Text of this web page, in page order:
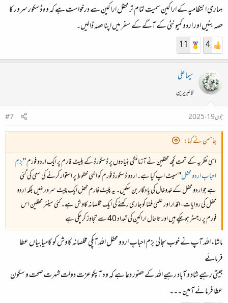
ہماری انتظامیہ کے اراکین سمیت تمام تر محفل اراکین سے درخواست ہے کہ وہ ڈسکور سرور کا
حصہ بنیں اور اردو کمیونٹی کے آگے کے سفر میں اپنا حصہ ڈالیں۔
4
11
سیما علی
لائبریرین
جون 19، 2025
#7
جاسمن نے کہا:
اسی نظریہ کے تحت کچھ محفلین نے آزمائشی بنیادوں پر ڈسکورڈ کے پلیٹ فارم پر ایک اردو فورم "بزمِ
احبابِ اردو محفل" سیٹ اپ کیا ہے۔اردو ڈسکورڈ فورم کو انہی خطوط پر استوار کرنے کی سعی کی گئی
ہے جو اردو محفل کے خدوخال کی یادگار بن سکیں۔ یہ پلیٹ فارم محض ایک چیٹ سرور نہیں بلکہ اردو
محفل کی روایات، اقدار اور علمی فضا کو جاری رکھنے کی ایک مخلصانہ کاوش ہے۔ کئی سینئر محفلین اس
فورم پر رجسٹر ہوچکے ہیں اور تا حال اراکین کی تعداد 40 سے تجاوز کر چکی ہے
ماشاء اللہ آپ نے خوب سجالی بزم احبابِ اردو محفل اللہ آپکی مخلصانہ کاوش کو کامیابیاں عطا
فرمائے
جیتی رہیے شاد و آباد رہیے اللہ کے حضور دعا ہے کہ وہ آپکو عزت دولت شہرت صحت و سکون
عطا فرمائے آمین ۔۔۔